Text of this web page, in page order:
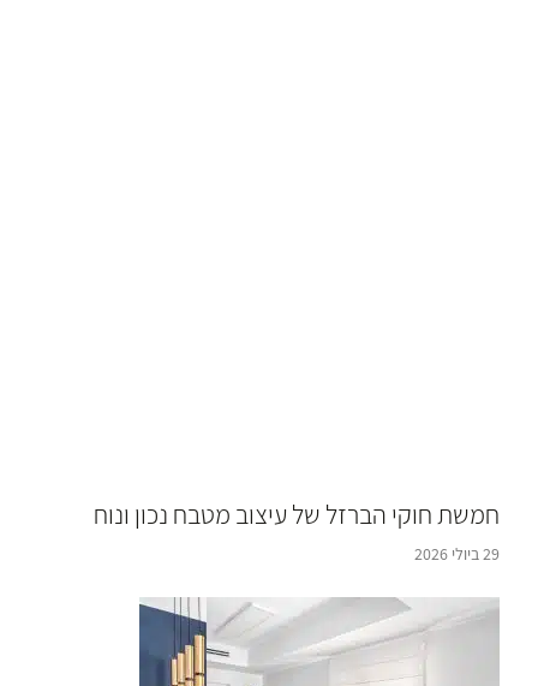
חמשת חוקי הברזל של עיצוב מטבח נכון ונוח
29 ביולי 2026